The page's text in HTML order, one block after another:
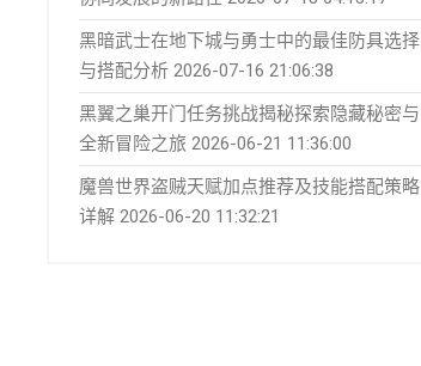
黑暗武士在地下城与勇士中的最佳防具选择
与搭配分析 2026-07-16 21:06:38
黑翼之巢开门任务挑战揭秘探索隐藏秘密与
全新冒险之旅 2026-06-21 11:36:00
魔兽世界盗贼天赋加点推荐及技能搭配策略
详解 2026-06-20 11:32:21